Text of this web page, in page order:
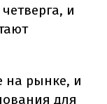
и
на рынке, и
для